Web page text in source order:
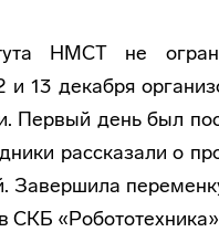
НМСТ не
и 13 декабря
Первый день был
рассказали о
Завершила
СКБ